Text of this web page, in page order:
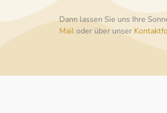
Dann lassen Sie uns Ihre
Mailoder über unser